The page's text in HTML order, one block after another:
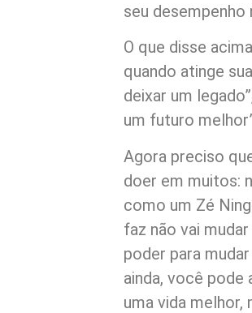
seu desempenho
O que disse
quando atinge
deixar um
um futuro
Agora preciso
doer em muitos:
como um Zé
faz não vai
poder para
ainda, você pode
uma vida melhor,